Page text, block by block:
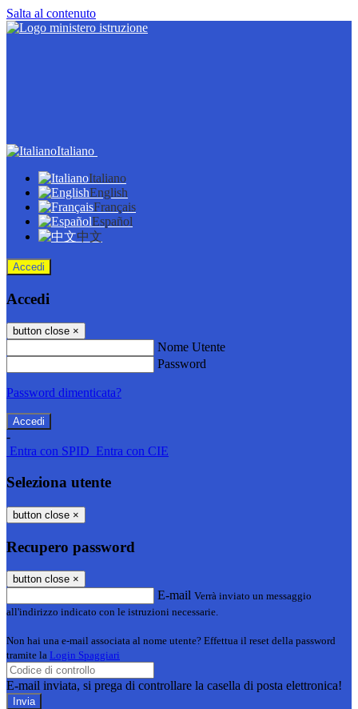
Salta al contenuto
Italiano
Italiano
English
Français
Español
中文
Accedi
Accedi
button close ×
Nome Utente
Password
Password dimenticata?
-
Entra con SPID Entra con CIE
Seleziona utente
button close ×
Recupero password
button close ×
E-mail Verrà inviato un messaggio
all'indirizzo indicato con le istruzioni necessarie.
Non hai una e-mail associata al nome utente? Effettua il reset della password
tramite la Login Spaggiari
E-mail inviata, si prega di controllare la casella di posta elettronica!